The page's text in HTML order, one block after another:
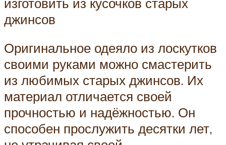
джинсов
Оригинальное одеяло из лоскутков
своими руками можно смастерить
из любимых старых джинсов. Их
материал отличается своей
прочностью и надёжностью. Он
способен прослужить десятки лет,